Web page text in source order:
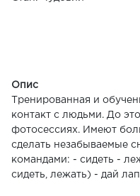
Опис
Тренированная и
контакт с людьми. До
фотосессиях. Имеют
сделать незабываемые
командами: - сидеть -
сидеть, лежать) - дай